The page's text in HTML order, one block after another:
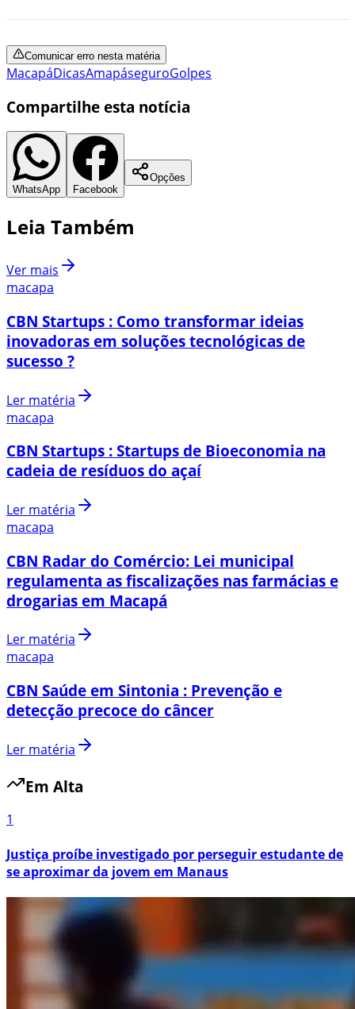
Comunicar erro nesta matéria
MacapáDicasAmapáseguroGolpes
Compartilhe esta notícia
WhatsApp Facebook
Opções
Leia Também
Ver mais
macapa
CBN Startups : Como transformar ideias
inovadoras em soluções tecnológicas de
sucesso ?
Ler matéria
macapa
CBN Startups : Startups de Bioeconomia na
cadeia de resíduos do açaí
Ler matéria
macapa
CBN Radar do Comércio: Lei municipal
regulamenta as fiscalizações nas farmácias e
drogarias em Macapá
Ler matéria
macapa
CBN Saúde em Sintonia : Prevenção e
detecção precoce do câncer
Ler matéria
Em Alta
1
Justiça proíbe investigado por perseguir estudante de
se aproximar da jovem em Manaus